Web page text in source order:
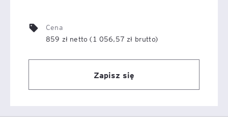
Cena
859 zł netto (1 056,57 zł brutto)
Zapisz się